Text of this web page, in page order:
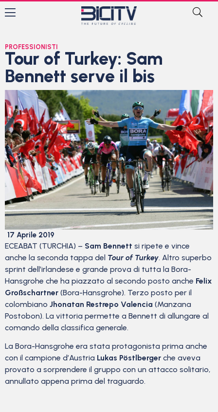
PROFESSIONISTI
Tour of Turkey: Sam
Bennett serve il bis
17 Aprile 2019
ECEABAT (TURCHIA) – Sam Bennett si ripete e vince
anche la seconda tappa del Tour of Turkey. Altro superbo
sprint dell’irlandese e grande prova di tutta la Bora-
Hansgrohe che ha piazzato al secondo posto anche Felix
Großschartner (Bora-Hansgrohe). Terzo posto per il
colombiano Jhonatan Restrepo Valencia (Manzana
Postobon). La vittoria permette a Bennett di allungare al
comando della classifica generale.
La Bora-Hansgrohe era stata protagonista prima anche
con il campione d’Austria Lukas Pöstlberger che aveva
provato a sorprendere il gruppo con un attacco solitario,
annullato appena prima del traguardo.